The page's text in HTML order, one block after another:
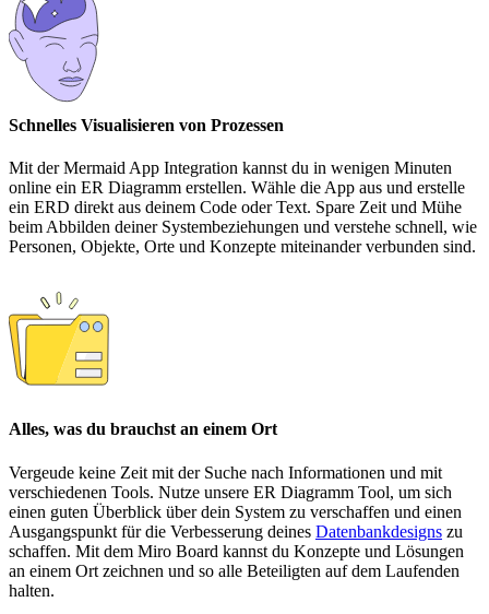
Schnelles Visualisieren von Prozessen
Mit der Mermaid App Integration kannst du in wenigen Minuten
online ein ER Diagramm erstellen. Wähle die App aus und erstelle
ein ERD direkt aus deinem Code oder Text. Spare Zeit und Mühe
beim Abbilden deiner Systembeziehungen und verstehe schnell, wie
Personen, Objekte, Orte und Konzepte miteinander verbunden sind.
Alles, was du brauchst an einem Ort
Vergeude keine Zeit mit der Suche nach Informationen und mit
verschiedenen Tools. Nutze unsere ER Diagramm Tool, um sich
einen guten Überblick über dein System zu verschaffen und einen
Ausgangspunkt für die Verbesserung deines Datenbankdesigns zu
schaffen. Mit dem Miro Board kannst du Konzepte und Lösungen
an einem Ort zeichnen und so alle Beteiligten auf dem Laufenden
halten.